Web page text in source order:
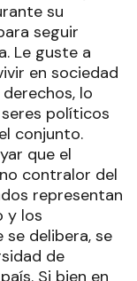
su
seguir
Le guste a
en sociedad
lo
políticos
conjunto.
que el
contralor del
representan
y los
se delibera, se
de
Si bien en